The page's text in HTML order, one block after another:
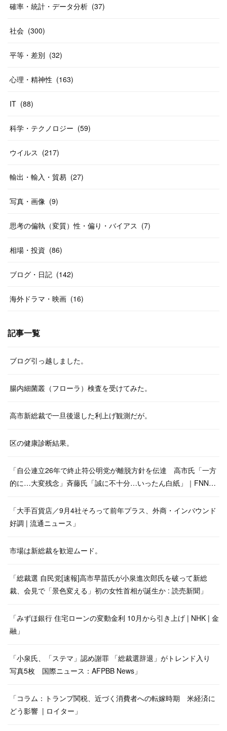
確率・統計・データ分析 (37)
社会 (300)
平等・差別 (32)
心理・精神性 (163)
IT (88)
科学・テクノロジー (59)
ウイルス (217)
輸出・輸入・貿易 (27)
写真・画像 (9)
思考の偏執（変質）性・偏り・バイアス (7)
相場・投資 (86)
ブログ・日記 (142)
海外ドラマ・映画 (16)
記事一覧
ブログ引っ越しました。
腸内細菌叢（フローラ）検査を受けてみた。
高市新総裁で一旦後退した利上げ観測だが。
区の健康診断結果。
「自公連立26年で終止符公明党が離脱方針を伝達 高市氏「一方
的に…大変残念」斉藤氏「誠に不十分…いったん白紙」｜FNN…
「大手百貨店／9月4社そろって前年プラス、外商・インバウンド
好調 | 流通ニュース」
市場は新総裁を歓迎ムード。
「総裁選 自民党[速報]高市早苗氏が小泉進次郎氏を破って新総
裁、会見で「景色変える」初の女性首相が誕生か : 読売新聞」
「みずほ銀行 住宅ローンの変動金利 10月から引き上げ | NHK | 金
融」
「小泉氏、「ステマ」認め謝罪 「総裁選辞退」がトレンド入り
写真5枚 国際ニュース：AFPBB News」
「コラム：トランプ関税、近づく消費者への転嫁時期 米経済に
どう影響 | ロイター」